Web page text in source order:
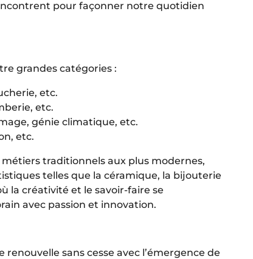
pour façonner notre quotidien
grandes catégories :
etc.
etc.
génie climatique, etc.
etc.
métiers traditionnels aux plus modernes,
telles que la céramique, la bijouterie
la créativité et le savoir-faire se
avec passion et innovation.
sans cesse avec l’émergence de